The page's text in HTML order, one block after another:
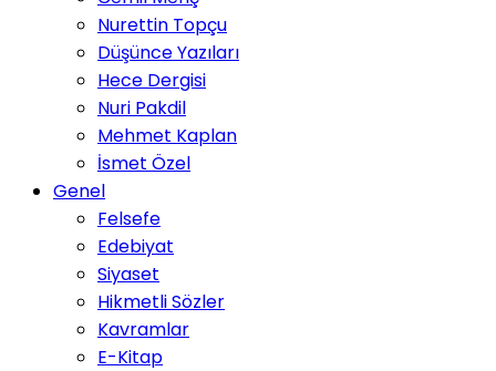
Nurettin Topçu
Düşünce Yazıları
Hece Dergisi
Nuri Pakdil
Mehmet Kaplan
İsmet Özel
Genel
Felsefe
Edebiyat
Siyaset
Hikmetli Sözler
Kavramlar
E-Kitap